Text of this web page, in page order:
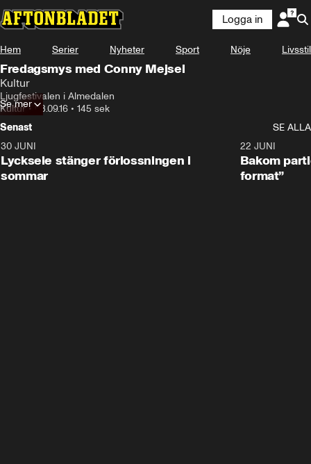
Logga in
Hem Serier Nyheter Sport Nöje Livsstil
Fredagsmys med Conny Mejsel
Kultur
Ljugfestivalen i Almedalen
Kultur• 03.09.16 • 145 sek
Se mer
Senast
SE ALLA
30 JUNI
Lycksele stänger förlossningen i
sommar
22 JUNI
Bakom
format”